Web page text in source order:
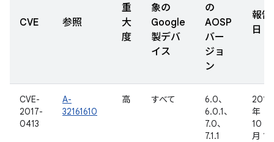
CVE 参照
重
大
度
象の
Google
製デバ
イス
の
AOSP
バー
ジョ
ン
報告
日
CVE-
2017-
0413
A-
32161610
高 すべて
6.0、
6.0.1、
7.0、
7.1.1
2016
年
10
月 13